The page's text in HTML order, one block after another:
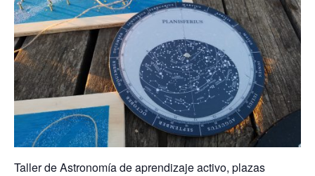
Taller de Astronomía de aprendizaje activo, plazas